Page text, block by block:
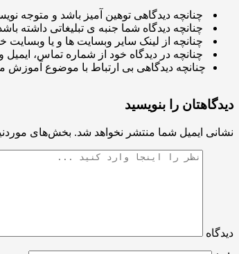
چنانچه دیدگاهی توهین آمیز باشد و متوجه
چنانچه دیدگاه شما جنبه ی تبلیغاتی داشته
چنانچه از لینک سایر وبسایت ها و یا وبسایت
چنانچه در دیدگاه خود از شماره تماس، ایمیل
چنانچه دیدگاهی بی ارتباط با موضوع آموزش
دیدگاهتان را بنویسید
نشانی ایمیل شما منتشر نخواهد شد. بخش‌های
دیدگاه